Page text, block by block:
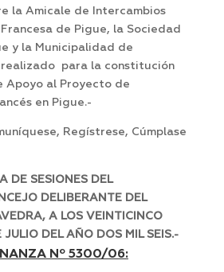
la Amicale de Intercambios
de Pigue, la Sociedad
y la Municipalidad de
realizado para la constitución
Apoyo al Proyecto de
en Pigue.-
Regístrese, Cúmplase
DE SESIONES DEL
DELIBERANTE DEL
A LOS VEINTICINCO
JULIO DEL AÑO DOS MIL SEIS.-
Nº 5300/06: